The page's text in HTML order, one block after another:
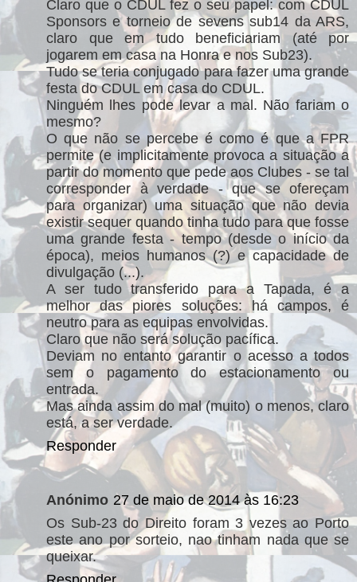
Claro que o CDUL fez o seu papel: com CDUL
Sponsors e torneio de sevens sub14 da ARS,
claro que em tudo beneficiariam (até por
jogarem em casa na Honra e nos Sub23).
Tudo se teria conjugado para fazer uma grande
festa do CDUL em casa do CDUL.
Ninguém lhes pode levar a mal. Não fariam o
mesmo?
O que não se percebe é como é que a FPR
permite (e implicitamente provoca a situação a
partir do momento que pede aos Clubes - se tal
corresponder à verdade - que se ofereçam
para organizar) uma situação que não devia
existir sequer quando tinha tudo para que fosse
uma grande festa - tempo (desde o início da
época), meios humanos (?) e capacidade de
divulgação (...).
A ser tudo transferido para a Tapada, é a
melhor das piores soluções: há campos, é
neutro para as equipas envolvidas.
Claro que não será solução pacífica.
Deviam no entanto garantir o acesso a todos
sem o pagamento do estacionamento ou
entrada.
Mas ainda assim do mal (muito) o menos, claro
está, a ser verdade.
Responder
Anónimo 27 de maio de 2014 às 16:23
Os Sub-23 do Direito foram 3 vezes ao Porto
este ano por sorteio, nao tinham nada que se
queixar.